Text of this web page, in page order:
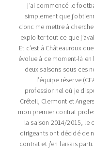
j’ai commencé le
simplement que
donc me mettre à
exploiter tout ce que
Et c’est à Châteauroux
évolue à ce moment-là
deux saisons sous ces
l’équipe réserve
professionnel où je
Créteil, Clermont et
mon premier contrat
la saison 2014/2015, le
dirigeants ont décidé de
contrat et j’en faisais